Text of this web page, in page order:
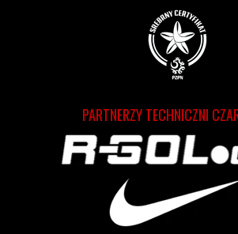
PARTNERZY TECHNICZNI